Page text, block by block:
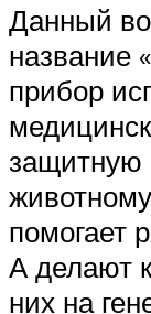
Данный
название
прибор
защитную
помогает
А делают
них на